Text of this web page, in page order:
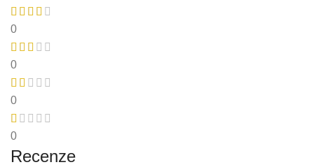
0
0
0
0
Recenze